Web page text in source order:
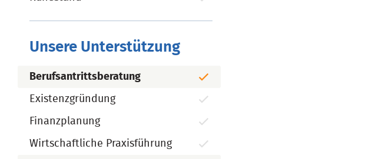
Unsere Unterstützung
Berufsantrittsberatung
Existenzgründung
Finanzplanung
Wirtschaftliche Praxisführung